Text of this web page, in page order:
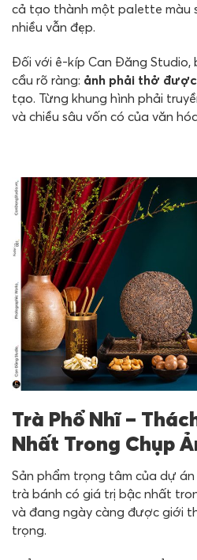
cả tạo thành một palette màu
nhiều vẫn đẹp.
Đối với ê-kíp Can Đăng Studio,
cầu rõ ràng: ảnh phải thở được
tạo. Từng khung hình phải
và chiều sâu vốn có của văn
Trà Phổ Nhĩ –
Nhất Trong Chụp
Sản phẩm trọng tâm của dự án
trà bánh có giá trị bậc nhất
và đang ngày càng được giới
trọng.